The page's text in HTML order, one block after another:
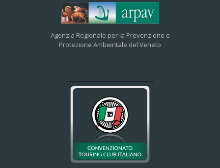
Agenzia Regionale per la Prevenzione e
Protezione Ambientale del Veneto